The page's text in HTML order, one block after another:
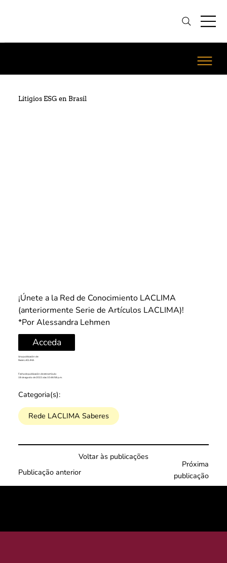
Litigios ESG en Brasil
¡Únete a la Red de Conocimiento LACLIMA
(anteriormente Serie de Artículos LACLIMA)!
*Por Alessandra Lehmen
Acceda
Una publicación de:
Rede LACLIMA
Fecha de publicación de este artículo:
18 de agosto de 2022 a las 10:46:58 p.m.
Categoria(s):
Rede LACLIMA Saberes
Voltar às publicações
Publicação anterior
Próxima
publicação